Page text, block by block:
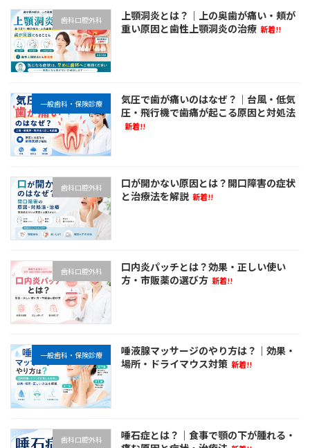
歯科口腔外科
上顎洞炎とは？｜上の奥歯が痛い・頬が
重い原因と歯性上顎洞炎の治療 新着!!
一般歯科・保険診療
気圧で歯が痛いのはなぜ？｜台風・低気
圧・飛行機で歯痛が起こる原因と対処法
新着!!
歯科口腔外科
口が開かない原因とは？開口障害の症状
と治療法を解説 新着!!
歯科口腔外科
口内炎パッチとは？効果・正しい使い
方・市販薬の選び方 新着!!
一般歯科・保険診療
唾液腺マッサージのやり方は？｜効果・
場所・ドライマウス対策 新着!!
歯科口腔外科
唾石症とは？｜食事で顎の下が腫れる・